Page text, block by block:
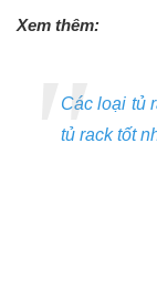
Xem thêm:
Các loại tủ
tủ rack tốt